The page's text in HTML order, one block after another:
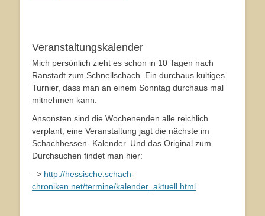
Veranstaltungskalender
Mich persönlich zieht es schon in 10 Tagen nach
Ranstadt zum Schnellschach. Ein durchaus kultiges
Turnier, dass man an einem Sonntag durchaus mal
mitnehmen kann.
Ansonsten sind die Wochenenden alle reichlich
verplant, eine Veranstaltung jagt die nächste im
Schachhessen- Kalender. Und das Original zum
Durchsuchen findet man hier:
–> http://hessische.schach-
chroniken.net/termine/kalender_aktuell.html